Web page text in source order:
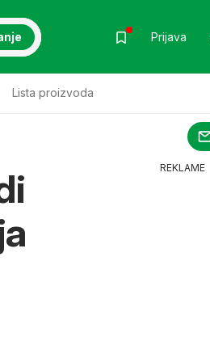
Prijava
Lista proizvoda
REKLAME